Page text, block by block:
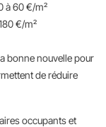
à 60 €/m²
€/m²
bonne nouvelle pour
de réduire
occupants et